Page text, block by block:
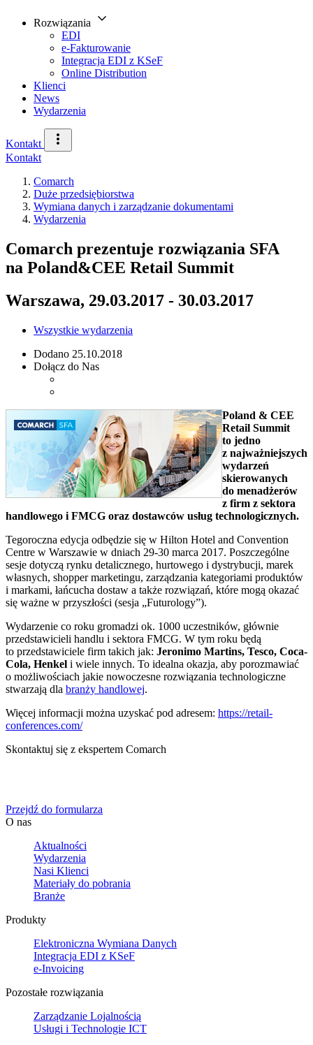
Rozwiązania
EDI
e-Fakturowanie
Integracja EDI z KSeF
Online Distribution
Klienci
News
Wydarzenia
Kontakt
Kontakt
Comarch
Duże przedsiębiorstwa
Wymiana danych i zarządzanie dokumentami
Wydarzenia
Comarch prezentuje rozwiązania SFA
na Poland&CEE Retail Summit
Warszawa, 29.03.2017 - 30.03.2017
Wszystkie wydarzenia
Dodano 25.10.2018
Dołącz do Nas
Poland & CEE
Retail Summit
to jedno
z najważniejszych
wydarzeń
skierowanych
do menadżerów
z firm z sektora
handlowego i FMCG oraz dostawców usług technologicznych.
Tegoroczna edycja odbędzie się w Hilton Hotel and Convention
Centre w Warszawie w dniach 29-30 marca 2017. Poszczególne
sesje dotyczą rynku detalicznego, hurtowego i dystrybucji, marek
własnych, shopper marketingu, zarządzania kategoriami produktów
i markami, łańcucha dostaw a także rozwiązań, które mogą okazać
się ważne w przyszłości (sesja „Futurology”).
Wydarzenie co roku gromadzi ok. 1000 uczestników, głównie
przedstawicieli handlu i sektora FMCG. W tym roku będą
to przedstawiciele firm takich jak: Jeronimo Martins, Tesco, Coca-
Cola, Henkel i wiele innych. To idealna okazja, aby porozmawiać
o możliwościach jakie nowoczesne rozwiązania technologiczne
stwarzają dla branży handlowej.
Więcej informacji można uzyskać pod adresem: https://retail-
conferences.com/
Skontaktuj się z ekspertem Comarch
Przejdź do formularza
O nas
Aktualności
Wydarzenia
Nasi Klienci
Materiały do pobrania
Branże
Produkty
Elektroniczna Wymiana Danych
Integracja EDI z KSeF
e-Invoicing
Pozostałe rozwiązania
Zarządzanie Lojalnością
Usługi i Technologie ICT